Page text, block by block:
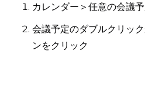
カレンダー＞任意の会議
会議予定のダブルクリッ
ンをクリック